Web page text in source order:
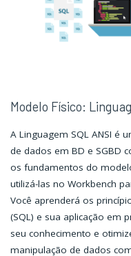
Modelo Físico:
A Linguagem SQL ANSI é
de dados em BD e SGBD
os fundamentos do
utilizá-las no Workbench
Você aprenderá os
(SQL) e sua aplicação em
seu conhecimento e
manipulação de dados